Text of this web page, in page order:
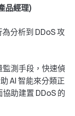
品經理)
分析到 DDoS 攻
測手段，快速偵
AI 智能來分類正
助建置 DDoS 的